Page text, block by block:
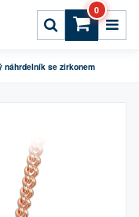
0
náhrdelník se zirkonem